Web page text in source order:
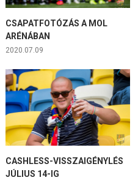
CSAPATFOTÓZÁS A MOL
ARÉNÁBAN
2020.07.09
CASHLESS-VISSZAIGÉNYLÉS
JÚLIUS 14-IG